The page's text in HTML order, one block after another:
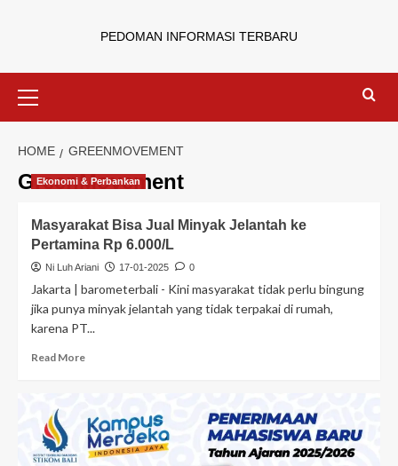
PEDOMAN INFORMASI TERBARU
HOME GREENMOVEMENT
GreenMovement
Ekonomi & Perbankan
Masyarakat Bisa Jual Minyak Jelantah ke
Pertamina Rp 6.000/L
Ni Luh Ariani 17-01-2025 0
Jakarta | barometerbali - Kini masyarakat tidak perlu bingung
jika punya minyak jelantah yang tidak terpakai di rumah,
karena PT...
Read More